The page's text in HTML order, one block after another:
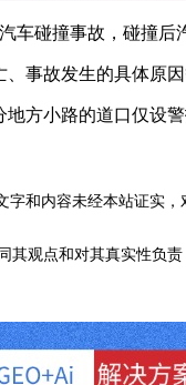
碰撞事故，碰撞后
故发生的具体原因
小路的道口仅设
和内容未经本站证实
观点和对其真实性负